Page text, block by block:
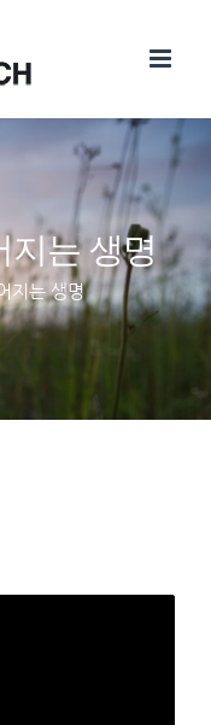
지는 생명
지는 생명